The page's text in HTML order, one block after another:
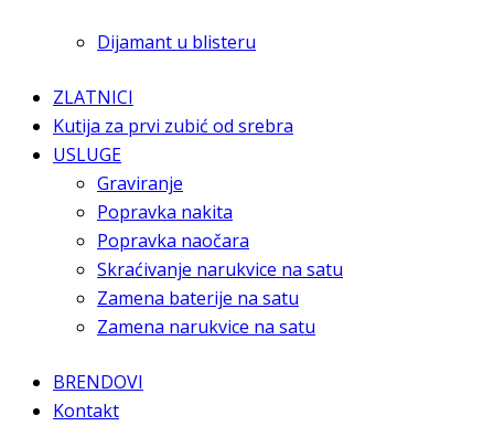
Dijamant u blisteru
ZLATNICI
Kutija za prvi zubić od srebra
USLUGE
Graviranje
Popravka nakita
Popravka naočara
Skraćivanje narukvice na satu
Zamena baterije na satu
Zamena narukvice na satu
BRENDOVI
Kontakt